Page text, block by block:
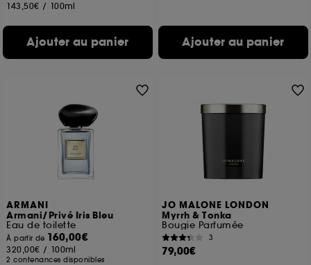
143,50€ / 100ml
Ajouter au panier Ajouter au panier
ARMANI
Armani/Privé Iris Bleu
Eau de toilette
À partir de 160,00€
320,00€ / 100ml
2 contenances disponibles
JO MALONE LONDON
Myrrh & Tonka
Bougie Parfumée
3
79,00€